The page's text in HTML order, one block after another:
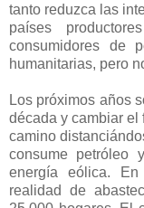
tanto reduzca las
países
consumidores de
humanitarias, pero
Los próximos años
década y cambiar el
camino
consume petróleo
energía eólica.
realidad de